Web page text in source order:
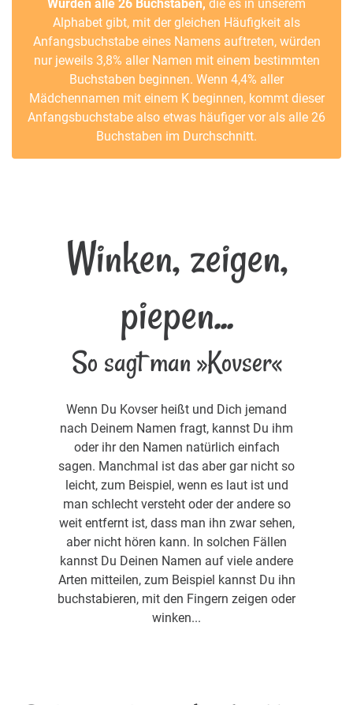
Würden alle 26 Buchstaben, die es in unserem
Alphabet gibt, mit der gleichen Häufigkeit als
Anfangsbuchstabe eines Namens auftreten, würden
nur jeweils 3,8% aller Namen mit einem bestimmten
Buchstaben beginnen. Wenn 4,4% aller
Mädchennamen mit einem K beginnen, kommt dieser
Anfangsbuchstabe also etwas häufiger vor als alle 26
Buchstaben im Durchschnitt.
Winken, zeigen,
piepen...
So sagt man »Kovser«
Wenn Du Kovser heißt und Dich jemand
nach Deinem Namen fragt, kannst Du ihm
oder ihr den Namen natürlich einfach
sagen. Manchmal ist das aber gar nicht so
leicht, zum Beispiel, wenn es laut ist und
man schlecht versteht oder der andere so
weit entfernt ist, dass man ihn zwar sehen,
aber nicht hören kann. In solchen Fällen
kannst Du Deinen Namen auf viele andere
Arten mitteilen, zum Beispiel kannst Du ihn
buchstabieren, mit den Fingern zeigen oder
winken...